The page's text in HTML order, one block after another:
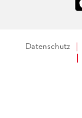
Datenschutz